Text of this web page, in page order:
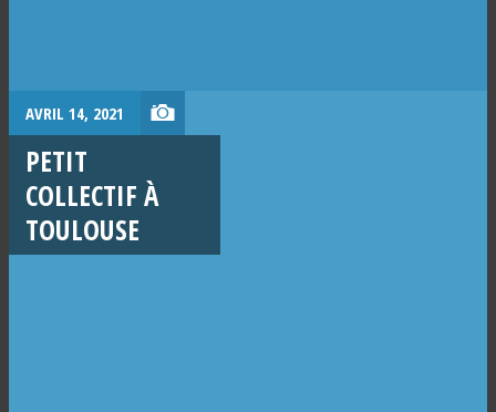
AVRIL 14, 2021
PETIT
COLLECTIF À
TOULOUSE